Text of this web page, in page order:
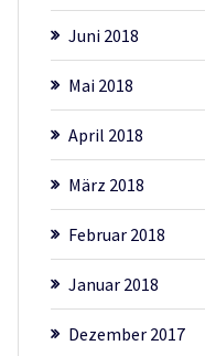
Juni 2018
Mai 2018
April 2018
März 2018
Februar 2018
Januar 2018
Dezember 2017